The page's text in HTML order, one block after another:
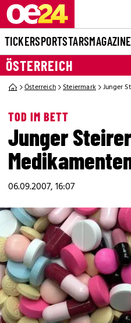
TICKERSPORTSTARSMAGAZINE
ÖSTERREICH
Österreich Steiermark Junger
TOD IM BETT
Junger
06.09.2007, 16:07